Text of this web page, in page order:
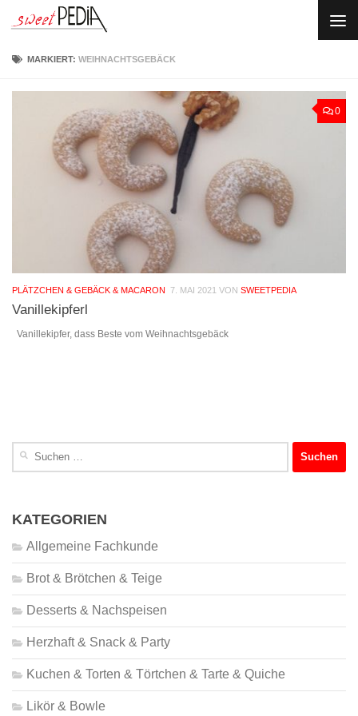
Skip to content
MARKIERT: WEIHNACHTSGEBÄCK
0
PLÄTZCHEN & GEBÄCK & MACARON 7. MAI 2021 VON SWEETPEDIA
Vanillekipferl
Vanillekipfer, dass Beste vom Weihnachtsgebäck
KATEGORIEN
Allgemeine Fachkunde
Brot & Brötchen & Teige
Desserts & Nachspeisen
Herzhaft & Snack & Party
Kuchen & Torten & Törtchen & Tarte & Quiche
Likör & Bowle